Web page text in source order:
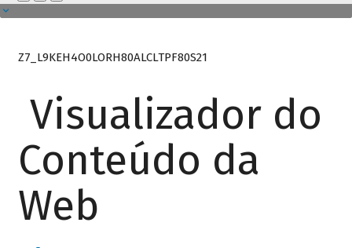
Z7_L9KEH4O0LORH80ALCLTPF80S21
Visualizador do
Conteúdo da
Web